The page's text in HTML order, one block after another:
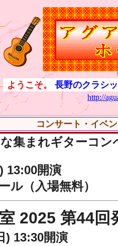
ようこそ。 長野のクラシ
http://
コンサート・イベ
集まれギターコン
13:00開演
ル（入場無料）
2025 第44回
) 13:30開演